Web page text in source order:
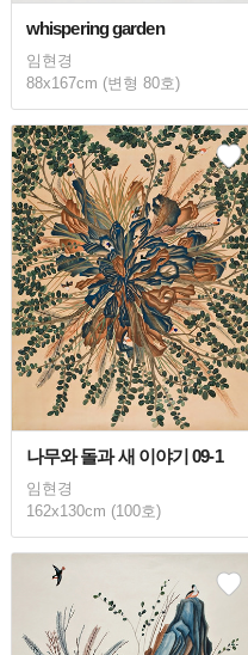
whispering garden
임현경
88x167cm (변형 80호)
나무와 돌과 새 이야기 09-1
임현경
162x130cm (100호)